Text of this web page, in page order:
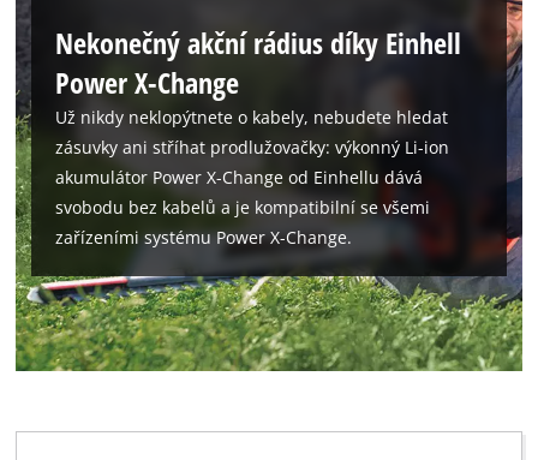
Nekonečný akční rádius díky Einhell
Power X-Change
Už nikdy neklopýtnete o kabely, nebudete hledat
zásuvky ani stříhat prodlužovačky: výkonný Li-ion
akumulátor Power X-Change od Einhellu dává
svobodu bez kabelů a je kompatibilní se všemi
zařízeními systému Power X-Change.